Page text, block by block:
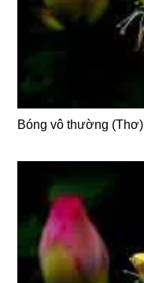
Bóng vô thường (Thơ)